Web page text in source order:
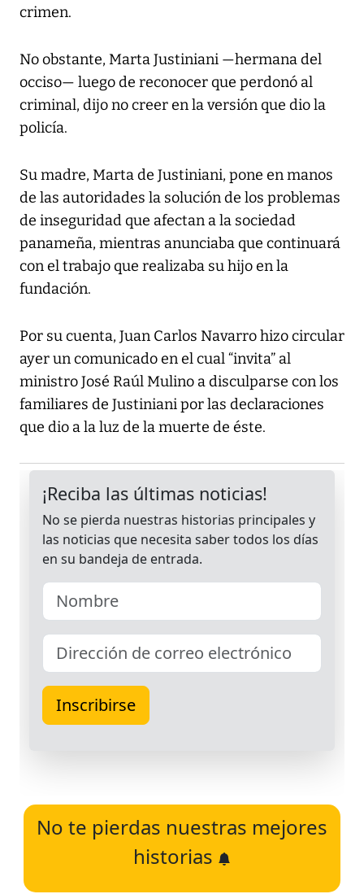
crimen.
No obstante, Marta Justiniani —hermana del
occiso— luego de reconocer que perdonó al
criminal, dijo no creer en la versión que dio la
policía.
Su madre, Marta de Justiniani, pone en manos
de las autoridades la solución de los problemas
de inseguridad que afectan a la sociedad
panameña, mientras anunciaba que continuará
con el trabajo que realizaba su hijo en la
fundación.
Por su cuenta, Juan Carlos Navarro hizo circular
ayer un comunicado en el cual “invita” al
ministro José Raúl Mulino a disculparse con los
familiares de Justiniani por las declaraciones
que dio a la luz de la muerte de éste.
No te pierdas nuestras mejores
historias